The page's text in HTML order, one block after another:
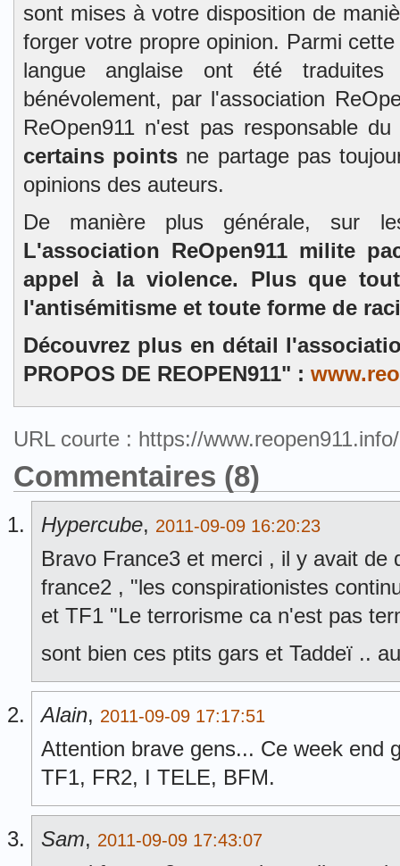
sont mises à votre disposition de
forger votre propre opinion. Parmi
langue anglaise ont été
bénévolement, par l'association
ReOpen911 n'est pas responsable
certains points ne partage pas
opinions des auteurs.
De manière plus générale, sur
L'association ReOpen911 milite
appel à la violence. Plus que
l'antisémitisme et toute forme de
Découvrez plus en détail
PROPOS DE REOPEN911" :
URL courte : https://
Commentaires (8)
Hypercube, 2011-09-09 16:20:23
Bravo France3 et merci , il y avait de
france2 , "les conspirationistes
et TF1 "Le terrorisme ca n'est pas
sont bien ces ptits gars et Taddeï ..
Alain, 2011-09-09 17:17:51
Attention brave gens... Ce week end
TF1, FR2, I TELE, BFM.
Sam, 2011-09-09 17:43:07